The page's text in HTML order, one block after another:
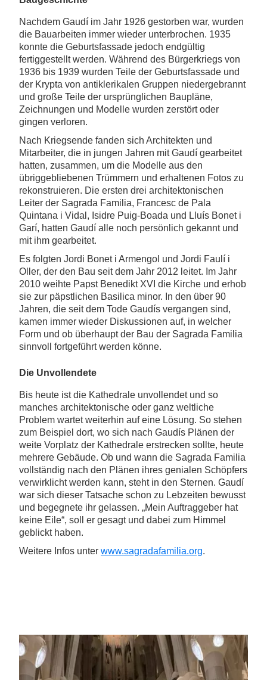
Nachdem Gaudí im Jahr 1926 gestorben war, wurden
die Bauarbeiten immer wieder unterbrochen. 1935
konnte die Geburtsfassade jedoch endgültig
fertiggestellt werden. Während des Bürgerkriegs von
1936 bis 1939 wurden Teile der Geburtsfassade und
der Krypta von antiklerikalen Gruppen niedergebrannt
und große Teile der ursprünglichen Baupläne,
Zeichnungen und Modelle wurden zerstört oder
gingen verloren.
Nach Kriegsende fanden sich Architekten und
Mitarbeiter, die in jungen Jahren mit Gaudí gearbeitet
hatten, zusammen, um die Modelle aus den
übriggebliebenen Trümmern und erhaltenen Fotos zu
rekonstruieren. Die ersten drei architektonischen
Leiter der Sagrada Familia, Francesc de Pala
Quintana i Vidal, Isidre Puig-Boada und Lluís Bonet i
Garí, hatten Gaudí alle noch persönlich gekannt und
mit ihm gearbeitet.
Es folgten Jordi Bonet i Armengol und Jordi Faulí i
Oller, der den Bau seit dem Jahr 2012 leitet. Im Jahr
2010 weihte Papst Benedikt XVI die Kirche und erhob
sie zur päpstlichen Basilica minor. In den über 90
Jahren, die seit dem Tode Gaudís vergangen sind,
kamen immer wieder Diskussionen auf, in welcher
Form und ob überhaupt der Bau der Sagrada Familia
sinnvoll fortgeführt werden könne.
Die Unvollendete
Bis heute ist die Kathedrale unvollendet und so
manches architektonische oder ganz weltliche
Problem wartet weiterhin auf eine Lösung. So stehen
zum Beispiel dort, wo sich nach Gaudís Plänen der
weite Vorplatz der Kathedrale erstrecken sollte, heute
mehrere Gebäude. Ob und wann die Sagrada Familia
vollständig nach den Plänen ihres genialen Schöpfers
verwirklicht werden kann, steht in den Sternen. Gaudí
war sich dieser Tatsache schon zu Lebzeiten bewusst
und begegnete ihr gelassen. „Mein Auftraggeber hat
keine Eile“, soll er gesagt und dabei zum Himmel
geblickt haben.
Weitere Infos unter www.sagradafamilia.org.